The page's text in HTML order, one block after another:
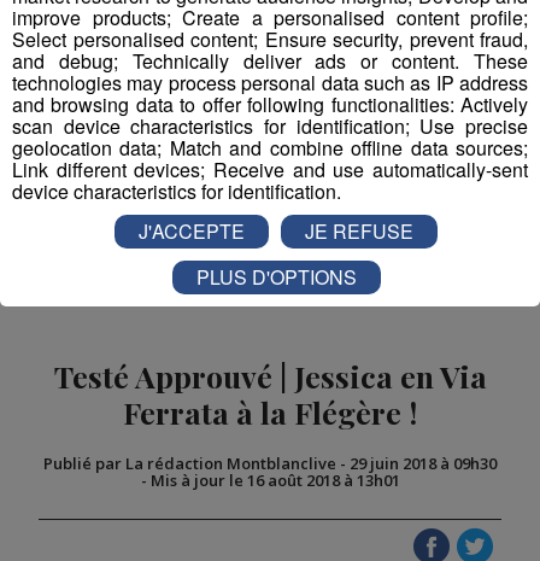
Partager sur Facebook
Partager sur Twitter
Testé Approuvé | Jessica en Via
Ferrata à la Flégère !
Publié par La rédaction Montblanclive - 29 juin 2018 à 09h30
- Mis à jour le 16 août 2018 à 13h01
improve products; Create a personalised content profile;
Select personalised content; Ensure security, prevent fraud,
and debug; Technically deliver ads or content. These
technologies may process personal data such as IP address
and browsing data to offer following functionalities: Actively
scan device characteristics for identification; Use precise
geolocation data; Match and combine offline data sources;
Link different devices; Receive and use automatically-sent
device characteristics for identification.
J'ACCEPTE
JE REFUSE
PLUS D'OPTIONS